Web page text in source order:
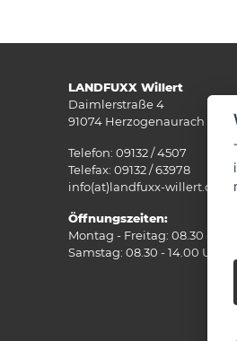
LANDFUXX Willert
Daimlerstraße 4
91074 Herzogenaurach
Telefon: 09132 / 4507
Telefax: 09132 / 63978
info(at)landfuxx-willert.de​​
Öffnungszeiten:
Montag - Freitag: 08.30 -
Samstag: 08.30 - 14.00 Uhr